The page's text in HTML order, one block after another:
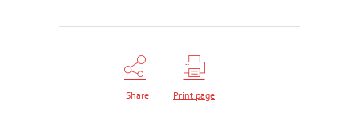
Share Print page